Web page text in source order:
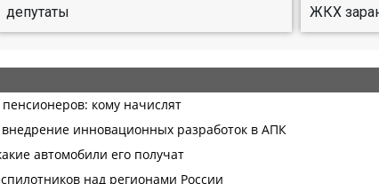
депутаты
ЖКХ